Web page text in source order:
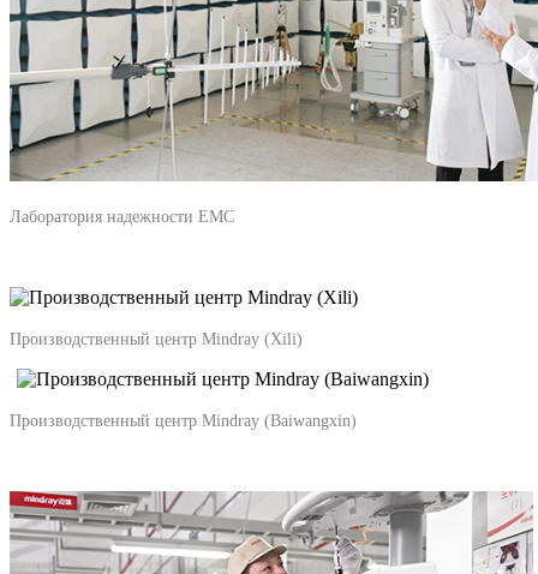
Лаборатория надежности EMC
Производственный центр Mindray (Xili)
Производственный центр Mindray (Baiwangxin)